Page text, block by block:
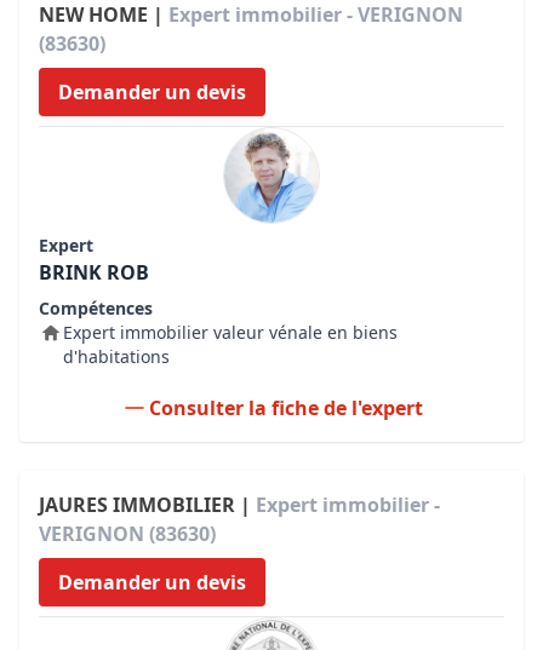
NEW HOME | Expert immobilier - VERIGNON
(83630)
Demander un devis
Expert
BRINK ROB
Compétences
Expert immobilier valeur vénale en biens
d'habitations
Consulter la fiche de l'expert
JAURES IMMOBILIER | Expert immobilier -
VERIGNON (83630)
Demander un devis